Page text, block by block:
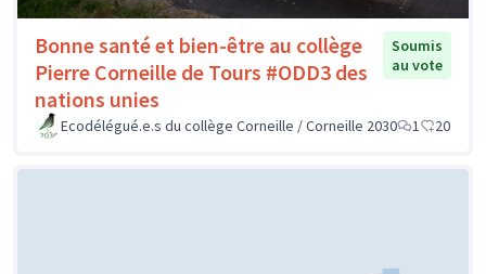
Bonne santé et bien-être au collège
Pierre Corneille de Tours #ODD3 des
nations unies
Soumis
au vote
Ecodélégué.e.s du collège Corneille / Corneille 2030 1 20